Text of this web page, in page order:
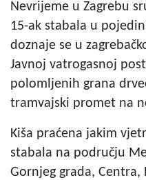
Nevrijeme u Zagrebu
15-ak stabala u
doznaje se u
Javnoj vatrogasnoj
polomljenih grana
tramvajski promet na
Kiša praćena jakim
stabala na području
Gornjeg grada, Centra,